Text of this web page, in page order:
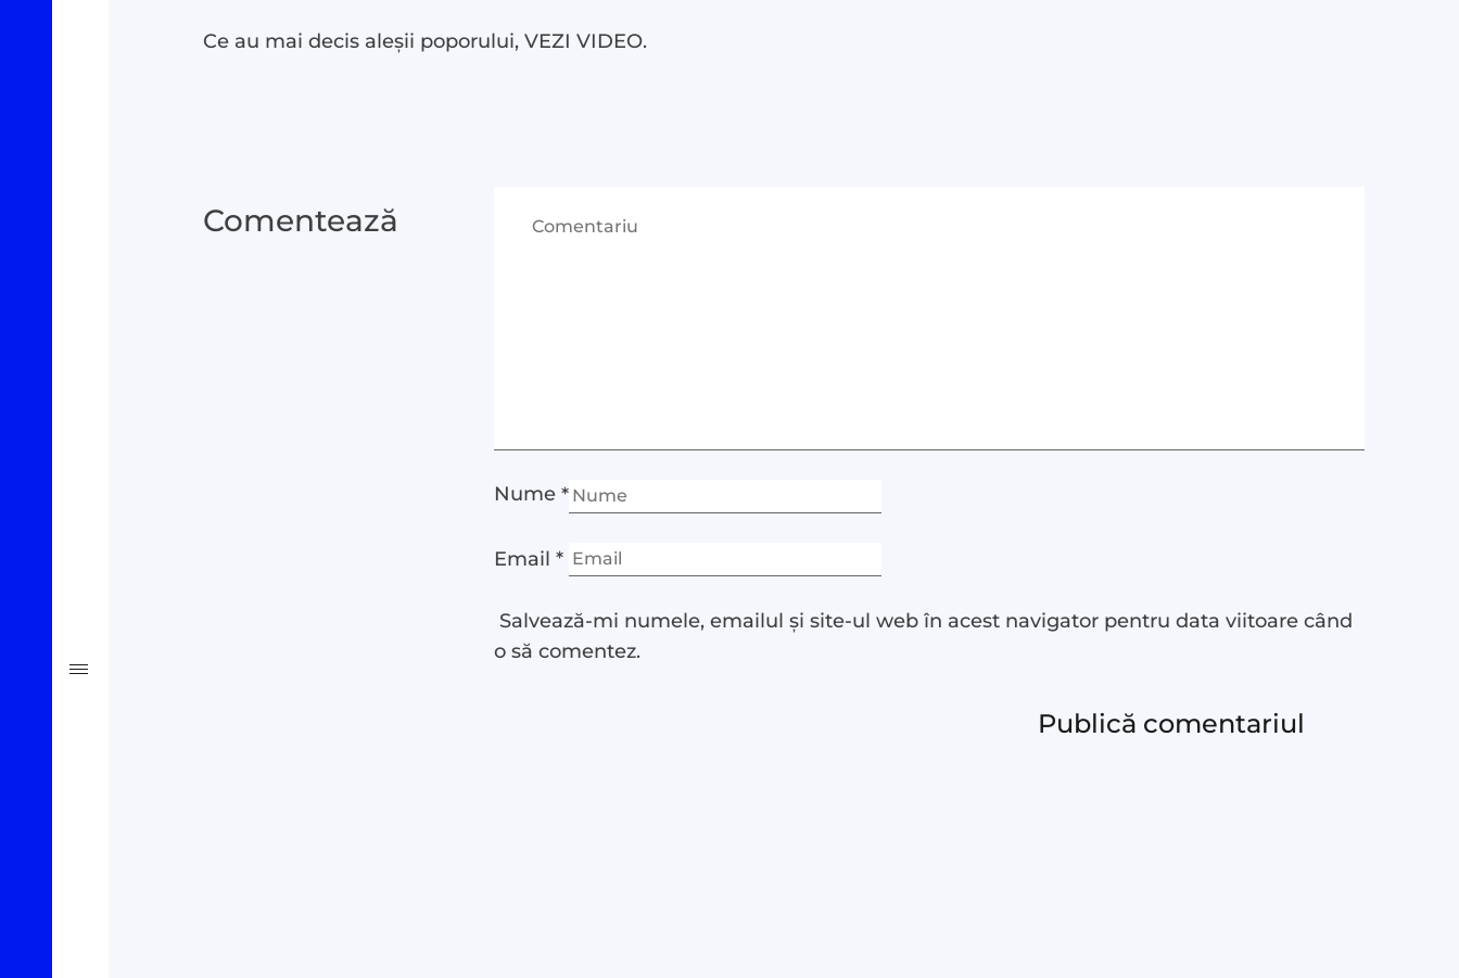
Documentare Despre noi
Ce au mai decis aleșii poporului, VEZI VIDEO.
Comentează
Nume *
Email *
Salvează-mi numele, emailul și site-ul web în acest navigator pentru data viitoare când
o să comentez.